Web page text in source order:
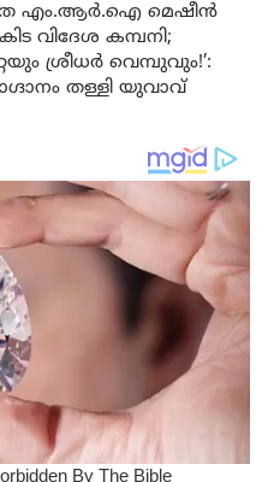
എം.ആർ.ഐ മെഷീൻ
വിദേശ കമ്പനി;
ശ്രീധർ വെമ്പുവും!’:
തള്ളി യുവാവ്